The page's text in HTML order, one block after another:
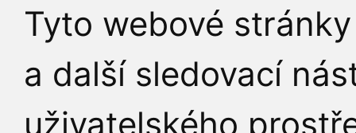
Tyto webové
a další sledovací
uživatelského